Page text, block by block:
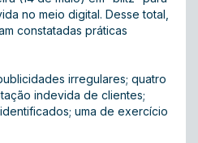
no meio digital. Desse total,
constatadas práticas
irregulares; quatro
indevida de clientes;
uma de exercício